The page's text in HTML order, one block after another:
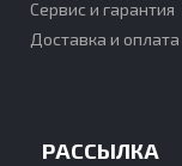
Сервис и гарантия
Доставка и оплата
РАССЫЛКА